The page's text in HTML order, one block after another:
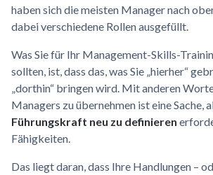
haben sich die meisten Manager nach
dabei verschiedene Rollen ausgefüllt.
Was Sie für Ihr Management-Skills-
sollten, ist, dass das, was Sie „hierher“
„dorthin“ bringen wird. Mit anderen
Managers zu übernehmen ist eine Sache,
Führungskraft neu zu definieren
Fähigkeiten.
Das liegt daran, dass Ihre Handlungen –